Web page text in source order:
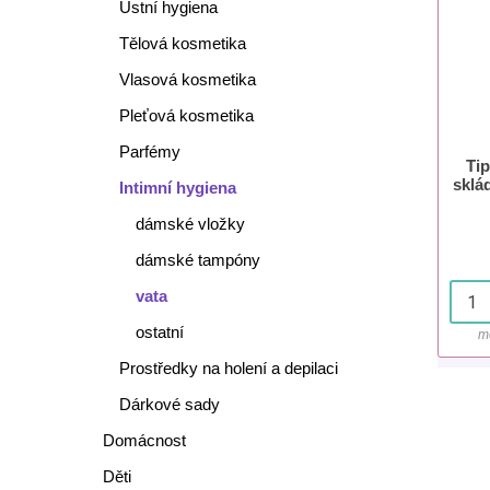
Ústní hygiena
Tělová kosmetika
Vlasová kosmetika
Pleťová kosmetika
Parfémy
Intimní hygiena
dámské vložky
dámské tampóny
vata
ostatní
Prostředky na holení a depilaci
Dárkové sady
Domácnost
Děti